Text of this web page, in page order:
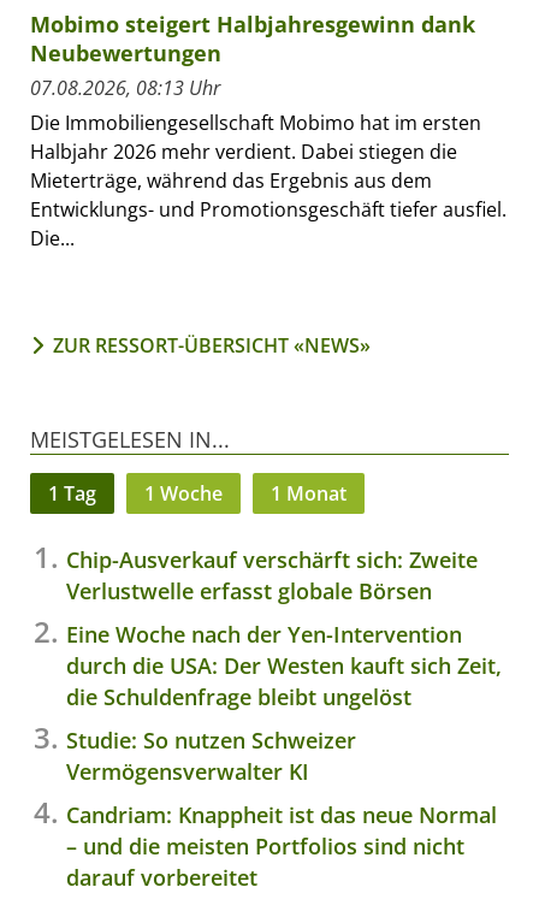
Mobimo steigert Halbjahresgewinn dank
Neubewertungen
07.08.2026, 08:13 Uhr
Die Immobiliengesellschaft Mobimo hat im ersten
Halbjahr 2026 mehr verdient. Dabei stiegen die
Mieterträge, während das Ergebnis aus dem
Entwicklungs- und Promotionsgeschäft tiefer ausfiel.
Die...
ZUR RESSORT-ÜBERSICHT «NEWS»
MEISTGELESEN IN...
1 Tag 1 Woche 1 Monat
Chip-Ausverkauf verschärft sich: Zweite
Verlustwelle erfasst globale Börsen
Eine Woche nach der Yen-Intervention
durch die USA: Der Westen kauft sich Zeit,
die Schuldenfrage bleibt ungelöst
Studie: So nutzen Schweizer
Vermögensverwalter KI
Candriam: Knappheit ist das neue Normal
– und die meisten Portfolios sind nicht
darauf vorbereitet